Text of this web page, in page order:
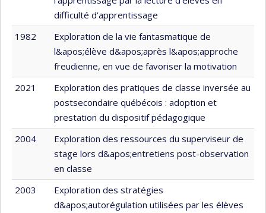
difficulté d’apprentissage
1982
Exploration de la vie fantasmatique de
l&apos;élève d&apos;après l&apos;approche
freudienne, en vue de favoriser la motivation
2021
Exploration des pratiques de classe inversée au
postsecondaire québécois : adoption et
prestation du dispositif pédagogique
2004
Exploration des ressources du superviseur de
stage lors d&apos;entretiens post-observation
en classe
2003
Exploration des stratégies
d&apos;autorégulation utilisées par les élèves